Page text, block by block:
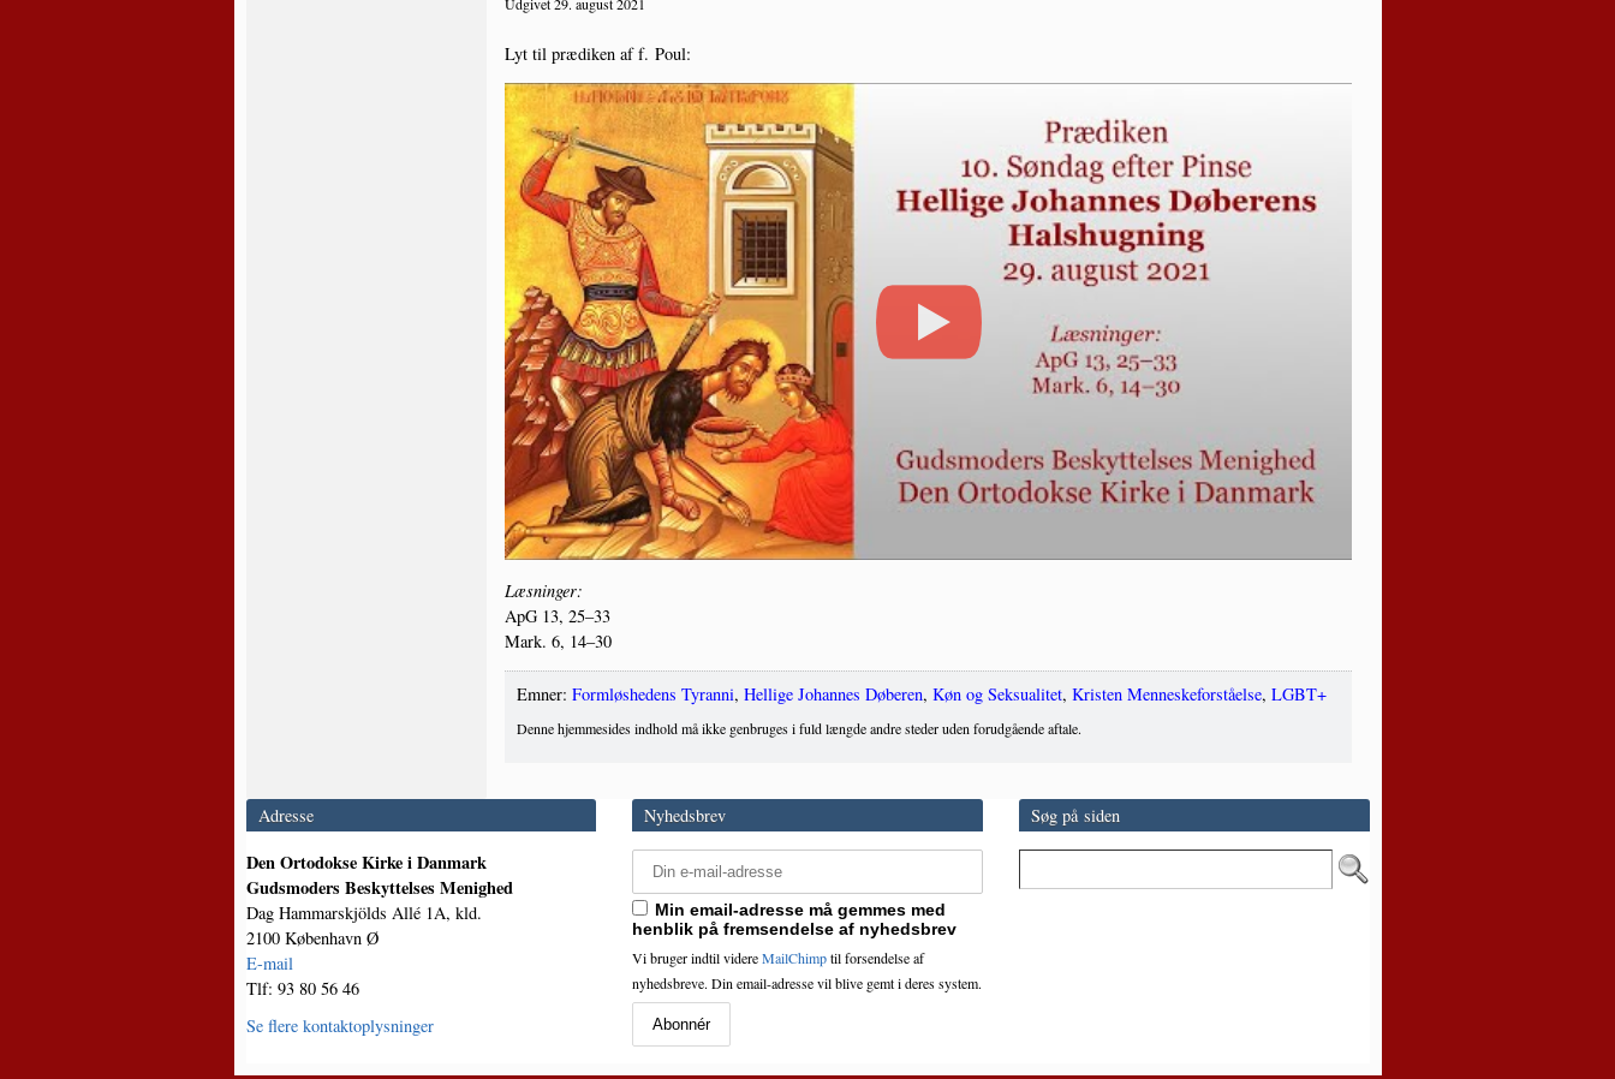
Lyt til præ­di­ken af f. Poul:
Læs­nin­ger:
ApG 13, 25–33
Mark. 6, 14–30
Emner: Formløshedens Tyranni, Hellige Johannes Døberen, Køn og Seksualitet, Kristen Menneskeforståelse, LGBT+
Denne hjemmesides indhold må ikke genbruges i fuld længde andre steder uden forudgående aftale.
Adresse
Den Ortodokse Kirke i Danmark
Gudsmoders Beskyttelses Menighed
Dag Hammarskjölds Allé 1A, kld.
2100 København Ø
E-mail
Tlf: 93 80 56 46
Se flere kontaktoplysninger
Nyhedsbrev
Min email-adresse må gemmes med
henblik på fremsendelse af nyhedsbrev
Vi bruger indtil videreMailChimptil forsendelse af
nyhedsbreve. Din email-adresse vil blive gemt i deres system.
Søg på siden